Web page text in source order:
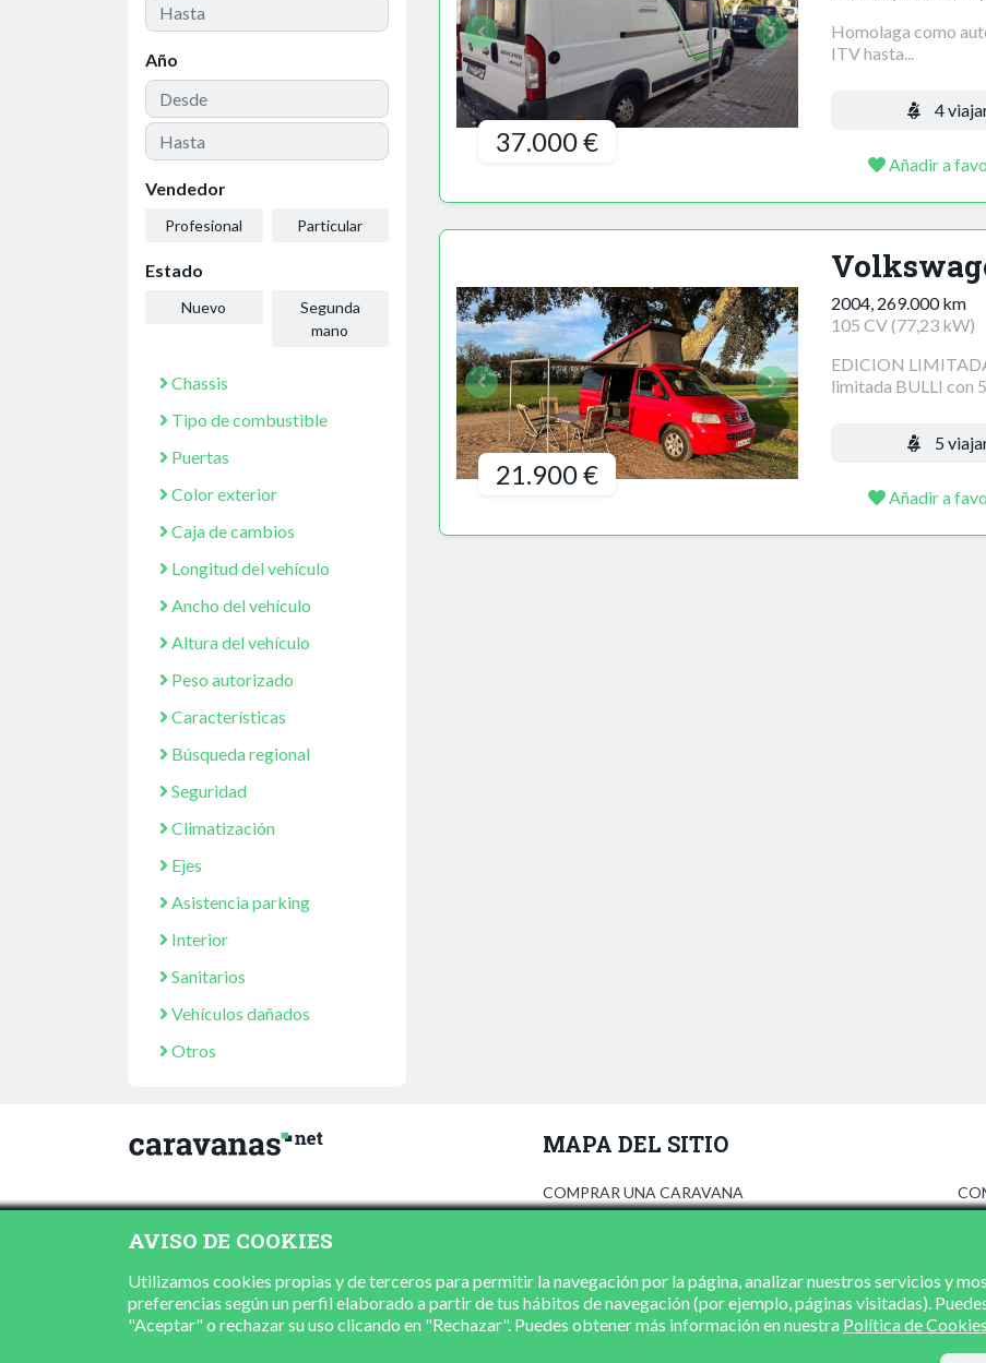
Año
Vendedor
Profesional Particular
Estado
Nuevo
Segunda
mano
Chassis
Tipo de combustible
Puertas
Color exterior
Caja de cambios
Longitud del vehículo
Ancho del vehículo
Altura del vehículo
Peso autorizado
Características
Búsqueda regional
Seguridad
Climatización
Ejes
Asistencia parking
Interior
Sanitarios
Vehículos dañados
Otros
37.000 €
Homolaga como
ITV hasta...
4
Añadir a
21.900 €
2004, 269.000 km
105 CV (77,23 kW)
EDICION
limitada BULLI con 5
5
Añadir a
MAPA DEL SITIO
COMPRAR UNA CARAVANA
CONCESIONARIOS
CONTACTO
AVISO DE COOKIES
Utilizamos cookies propias y de terceros para permitir la navegación por la página, analizar nuestros servicios y
preferencias según un perfil elaborado a partir de tus hábitos de navegación (por ejemplo, páginas visitadas).
"Aceptar" o rechazar su uso clicando en "Rechazar". Puedes obtener más información en nuestra Política de Cookies